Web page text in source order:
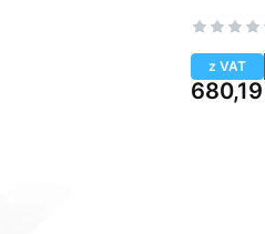
z VAT
Cena
680,19